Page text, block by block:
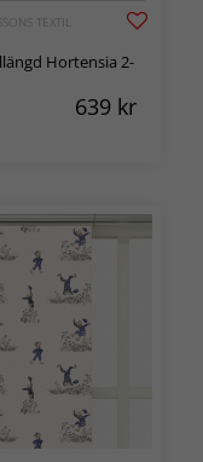
TEXTIL
Hortensia 2-
639 kr